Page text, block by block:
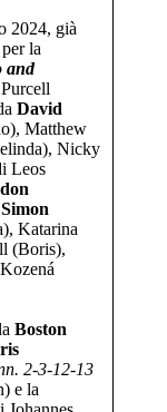
2024, già
la
and
David
Matthew
Nicky
Leos
Katarina
(Boris),
Boston
2-3-12-13
e la